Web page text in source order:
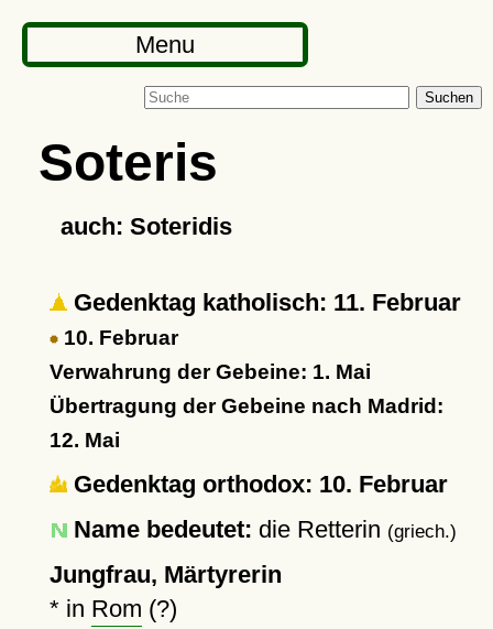
Menu
Suchen
Soteris
auch: Soteridis
Gedenktag katholisch: 11. Februar
10. Februar
Verwahrung der Gebeine: 1. Mai
Übertragung der Gebeine nach Madrid:
12. Mai
Gedenktag orthodox: 10. Februar
Name bedeutet: die Retterin (griech.)
Jungfrau, Märtyrerin
* in Rom (?)